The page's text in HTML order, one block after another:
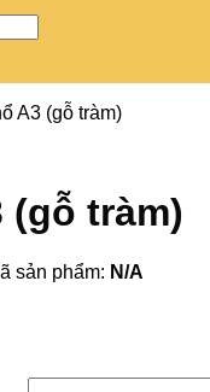
A3 (gỗ tràm)
(gỗ tràm)
sản phẩm: N/A